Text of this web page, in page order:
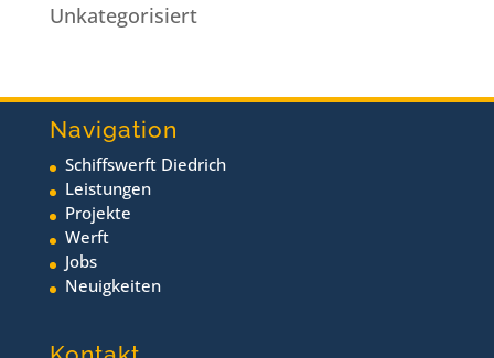
Unkategorisiert
Navigation
Schiffswerft Diedrich
Leistungen
Projekte
Werft
Jobs
Neuigkeiten